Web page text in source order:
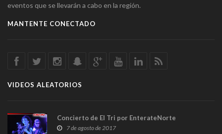
eventos que se llevarán a cabo en la región.
MANTENTE CONECTADO
VIDEOS ALEATORIOS
Concierto de El Tri por EnterateNorte
7 de agosto de 2017